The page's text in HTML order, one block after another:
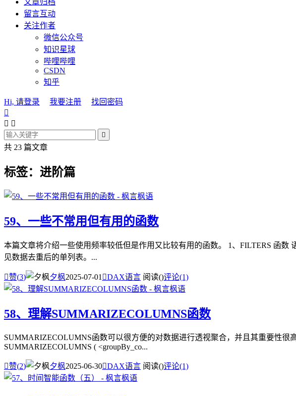
文章归档
留言互动
关注作者
微信公众号
知识星球
哔哩哔哩
CSDN
知乎
Hi, 请登录 我要注册
找回密码

 

共 23 篇文章
标签：进阶篇
59、一些不常用但有用的函数
本篇文章将介绍一些使用频率较低但是作用又比较有用的函数。 1、FILTERS 函数
见数据去重后的单列表。...
赞(3) 夕枫2025-07-01 DAX语言 阅读()评论(1)
58、理解SUMMARIZECOLUMNS函数
SUMMARIZECOLUMNS函数可以很方便的对数据进行透视聚合，并且其重要性
SUMMARIZECOLUMNS ( <groupBy_co...
赞(2) 夕枫2025-06-30DAX语言 阅读()评论(1)